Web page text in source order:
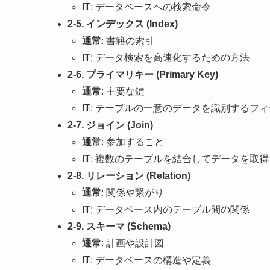
IT: データベースへの検索命令
2-5. インデックス (Index)
通常: 書籍の索引
IT: データ検索を高速化するための方法
2-6. プライマリキー (Primary Key)
通常: 主要な鍵
IT: テーブルの一意のデータを識別するフ
2-7. ジョイン (Join)
通常: 参加すること
IT: 複数のテーブルを結合してデータを取
2-8. リレーション (Relation)
通常: 関係や繋がり
IT: データベース内のテーブル間の関係
2-9. スキーマ (Schema)
通常: 計画や設計図
IT: データベースの構造や定義